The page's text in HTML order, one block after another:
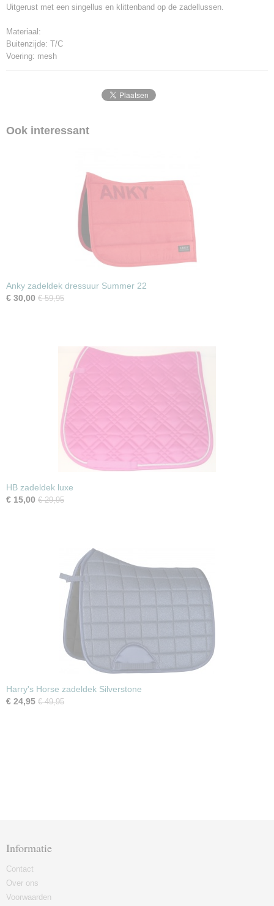
Uitgerust met een singellus en klittenband op de zadellussen.
Materiaal:
Buitenzijde: T/C
Voering: mesh
Ook interessant
Anky zadeldek dressuur Summer 22
€ 30,00 € 59,95
HB zadeldek luxe
€ 15,00 € 29,95
Harry's Horse zadeldek Silverstone
€ 24,95 € 49,95
Informatie
Contact
Over ons
Voorwaarden